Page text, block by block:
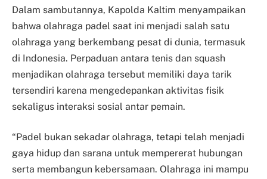
Dalam sambutannya, Kapolda Kaltim menyampaikan
bahwa olahraga padel saat ini menjadi salah satu
olahraga yang berkembang pesat di dunia, termasuk
di Indonesia. Perpaduan antara tenis dan squash
menjadikan olahraga tersebut memiliki daya tarik
tersendiri karena mengedepankan aktivitas fisik
sekaligus interaksi sosial antar pemain.
“Padel bukan sekadar olahraga, tetapi telah menjadi
gaya hidup dan sarana untuk mempererat hubungan
serta membangun kebersamaan. Olahraga ini mampu